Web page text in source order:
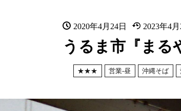
2020年4月24日 2023年4月
うるま市『まる
★★★ 営業-昼 沖縄そば